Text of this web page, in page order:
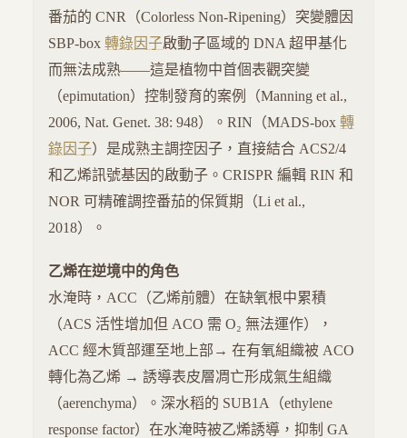
番茄的 CNR（Colorless Non-Ripening）突變體因
SBP-box 轉錄因子啟動子區域的 DNA 超甲基化
而無法成熟——這是植物中首個表觀突變
（epimutation）控制發育的案例（Manning et al.,
2006, Nat. Genet. 38: 948）。RIN（MADS-box 轉
錄因子）是成熟主調控因子，直接結合 ACS2/4
和乙烯訊號基因的啟動子。CRISPR 編輯 RIN 和
NOR 可精確調控番茄的保質期（Li et al.,
2018）。
乙烯在逆境中的角色
水淹時，ACC（乙烯前體）在缺氧根中累積
（ACS 活性增加但 ACO 需 O₂ 無法運作），
ACC 經木質部運至地上部→ 在有氧組織被 ACO
轉化為乙烯 → 誘導表皮層凋亡形成氣生組織
（aerenchyma）。深水稻的 SUB1A（ethylene
response factor）在水淹時被乙烯誘導，抑制 GA